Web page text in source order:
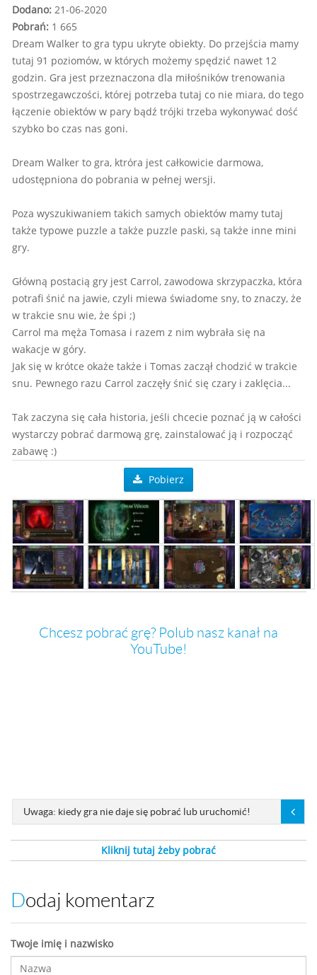
Dodano: 21-06-2020
Pobrań: 1 665
Dream Walker to gra typu ukryte obiekty. Do przejścia mamy
tutaj 91 poziomów, w których możemy spędzić nawet 12
godzin. Gra jest przeznaczona dla miłośników trenowania
spostrzegawczości, której potrzeba tutaj co nie miara, do tego
łączenie obiektów w pary bądź trójki trzeba wykonywać dość
szybko bo czas nas goni.
Dream Walker to gra, ktróra jest całkowicie darmowa,
udostępniona do pobrania w pełnej wersji.
Poza wyszukiwaniem takich samych obiektów mamy tutaj
także typowe puzzle a także puzzle paski, są także inne mini
gry.
Główną postacią gry jest Carrol, zawodowa skrzypaczka, która
potrafi śnić na jawie, czyli miewa świadome sny, to znaczy, że
w trakcie snu wie, że śpi ;)
Carrol ma męża Tomasa i razem z nim wybrała się na
wakacje w góry.
Jak się w krótce okaże także i Tomas zaczął chodzić w trakcie
snu. Pewnego razu Carrol zaczęły śnić się czary i zaklęcia...
Tak zaczyna się cała historia, jeśli chcecie poznać ją w całości
wystarczy pobrać darmową grę, zainstalować ją i rozpocząć
zabawę :)
Pobierz
Chcesz pobrać grę? Polub nasz kanał na
YouTube!
Uwaga: kiedy gra nie daje się pobrać lub uruchomić!
Kliknij tutaj żeby pobrać
Dodaj komentarz
Twoje imię i nazwisko